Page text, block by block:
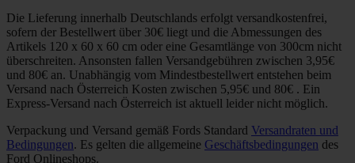
Die Lieferung innerhalb Deutschlands erfolgt versandkostenfrei,
sofern der Bestellwert über 30€ liegt und die Abmessungen des
Artikels 120 x 60 x 60 cm oder eine Gesamtlänge von 300cm nicht
überschreiten. Ansonsten fallen Versandgebühren zwischen 3,95€
und 80€ an. Unabhängig vom Mindestbestellwert entstehen beim
Versand nach Österreich Kosten zwischen 5,95€ und 80€ . Ein
Express-Versand nach Österreich ist aktuell leider nicht möglich.
Verpackung und Versand gemäß Fords Standard Versandraten und
Bedingungen. Es gelten die allgemeine Geschäftsbedingungen des
Ford Onlineshops.